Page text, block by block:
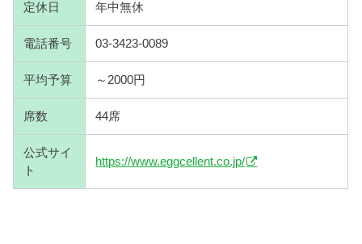
定休日 年中無休
電話番号 03-3423-0089
平均予算 ～2000円
席数 44席
公式サイ
ト
https://www.eggcellent.co.jp/